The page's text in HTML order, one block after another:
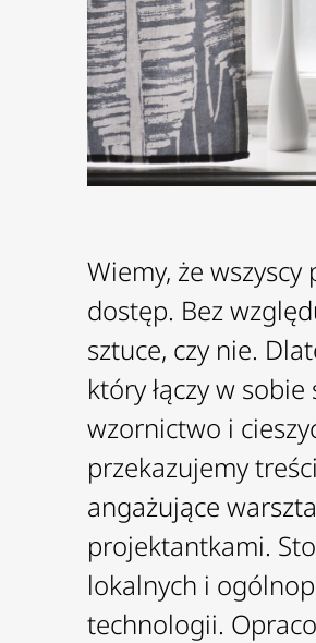
Wiemy, że
dostęp. Bez
sztuce, czy nie.
który łączy w
wzornictwo i
przekazujemy
angażujące
projektantkami.
lokalnych i
technologii.